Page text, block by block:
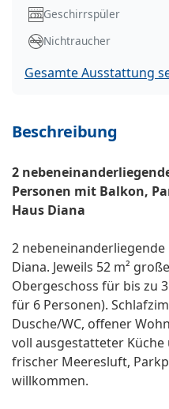
Geschirrspüler
Nichtraucher
Gesamte Ausstattung
Beschreibung
2
Personen mit Balkon,
Haus Diana
2
Diana. Jeweils 52 m²
Obergeschoss für bis zu
für 6 Personen).
Dusche/WC, offener
voll ausgestatteter
frischer Meeresluft,
willkommen.